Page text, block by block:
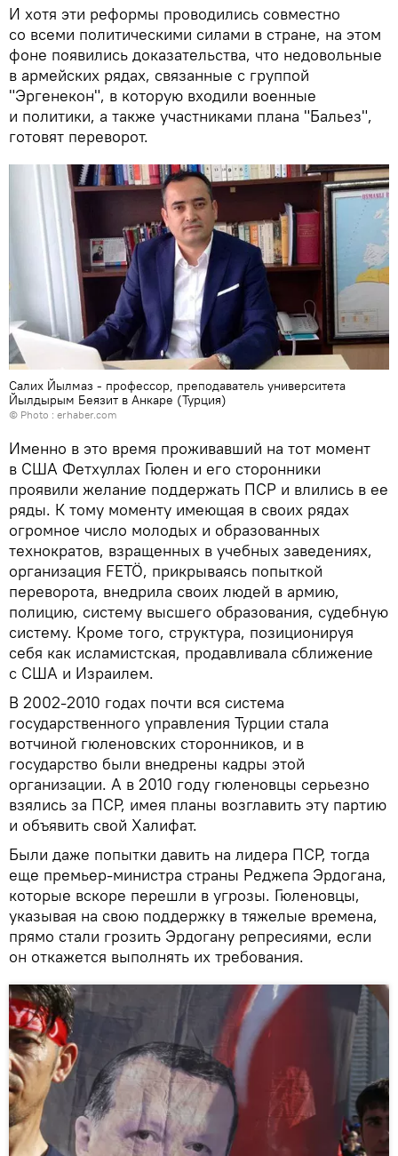
И хотя эти реформы проводились совместно
со всеми политическими силами в стране, на этом
фоне появились доказательства, что недовольные
в армейских рядах, связанные с группой
"Эргенекон", в которую входили военные
и политики, а также участниками плана "Бальез",
готовят переворот.
Салих Йылмаз - профессор, преподаватель университета
Йылдырым Беязит в Анкаре (Турция)
© Photo : erhaber.com
Именно в это время проживавший на тот момент
в США Фетхуллах Гюлен и его сторонники
проявили желание поддержать ПСР и влились в ее
ряды. К тому моменту имеющая в своих рядах
огромное число молодых и образованных
технократов, взращенных в учебных заведениях,
организация FETÖ, прикрываясь попыткой
переворота, внедрила своих людей в армию,
полицию, систему высшего образования, судебную
систему. Кроме того, структура, позиционируя
себя как исламистская, продавливала сближение
с США и Израилем.
В 2002-2010 годах почти вся система
государственного управления Турции стала
вотчиной гюленовских сторонников, и в
государство были внедрены кадры этой
организации. А в 2010 году гюленовцы серьезно
взялись за ПСР, имея планы возглавить эту партию
и объявить свой Халифат.
Были даже попытки давить на лидера ПСР, тогда
еще премьер-министра страны Реджепа Эрдогана,
которые вскоре перешли в угрозы. Гюленовцы,
указывая на свою поддержку в тяжелые времена,
прямо стали грозить Эрдогану репресиями, если
он откажется выполнять их требования.